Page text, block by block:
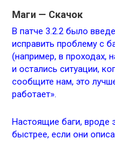
Маги — Скачок
В патче 3.2.2 было
исправить проблему с
(например, в проходах,
и остались ситуации,
сообщите нам, это
работает».
Настоящие баги, вроде
быстрее, если они